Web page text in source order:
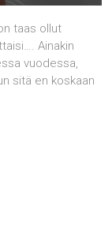
taas ollut
Ainakin
vuodessa,
sitä en koskaan